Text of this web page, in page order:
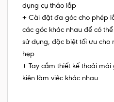
dụng cụ tháo lắp
+ Cài đặt đa góc cho phép
các góc khác nhau để có
sử dụng, đặc biệt tối ưu cho
hẹp
+ Tay cầm thiết kế thoải
kiện làm việc khác nhau